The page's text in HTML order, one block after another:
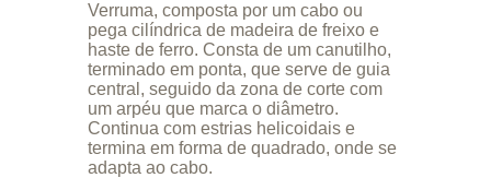
Verruma, composta por um cabo ou
pega cilíndrica de madeira de freixo e
haste de ferro. Consta de um canutilho,
terminado em ponta, que serve de guia
central, seguido da zona de corte com
um arpéu que marca o diâmetro.
Continua com estrias helicoidais e
termina em forma de quadrado, onde se
adapta ao cabo.